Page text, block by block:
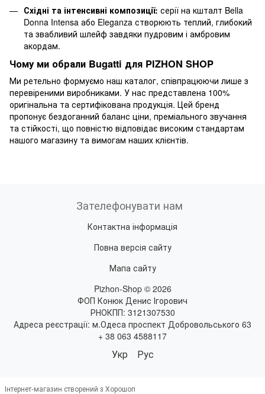
Східні та інтенсивні композиції: серії на кшталт Bella
Donna Intensa або Eleganza створюють теплий, глибокий
та звабливий шлейф завдяки пудровим і амбровим
акордам.
Чому ми обрали Bugatti для PIZHON SHOP
Ми ретельно формуємо наш каталог, співпрацюючи лише з
перевіреними виробниками. У нас представлена 100%
оригінальна та сертифікована продукція. Цей бренд
пропонує бездоганний баланс ціни, преміального звучання
та стійкості, що повністю відповідає високим стандартам
нашого магазину та вимогам наших клієнтів.
Зателефонувати нам
Контактна інформація
Повна версія сайту
Мапа сайту
Pizhon-Shop © 2026
ФОП Конюк Денис Ігорович
РНОКПП: 3121307530
Адреса реєстрації: м.Одеса проспект Добровольського 63
+ 38 063 4588117
Укр Рус
Інтернет-магазин створений з Хорошоп